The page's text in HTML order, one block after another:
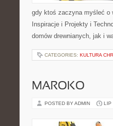
gdy ktoś zaczyna myśleć o
Inspiracje i Projekty i
domów drewnianych, jak i
CATEGORIES: KULTURA
MAROKO
POSTED BY ADMIN LIP